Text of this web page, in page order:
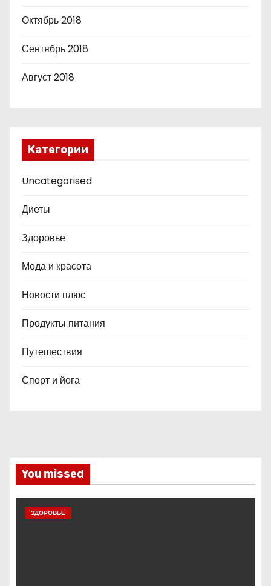
Октябрь 2018
Сентябрь 2018
Август 2018
Категории
Uncategorised
Диеты
Здоровье
Мода и красота
Новости плюс
Продукты питания
Путешествия
Спорт и йога
You missed
ЗДОРОВЬЕ